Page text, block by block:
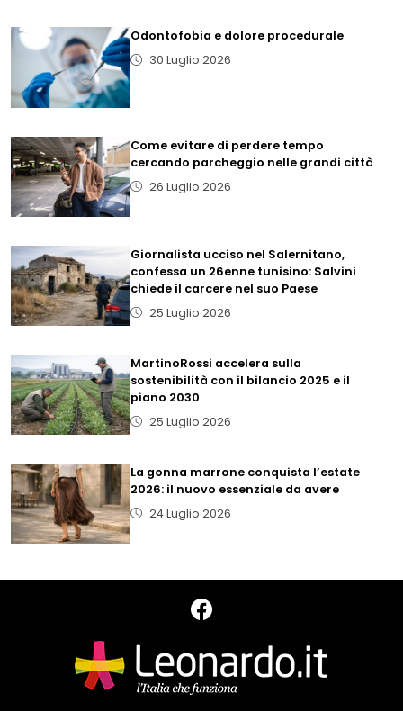
Odontofobia e dolore procedurale
30 Luglio 2026
Come evitare di perdere tempo
cercando parcheggio nelle grandi città
26 Luglio 2026
Giornalista ucciso nel Salernitano,
confessa un 26enne tunisino: Salvini
chiede il carcere nel suo Paese
25 Luglio 2026
MartinoRossi accelera sulla
sostenibilità con il bilancio 2025 e il
piano 2030
25 Luglio 2026
La gonna marrone conquista l’estate
2026: il nuovo essenziale da avere
24 Luglio 2026